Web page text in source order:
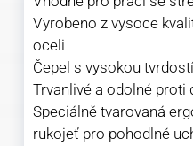
Vyrobeno z vysoce
oceli
Čepel s vysokou
Trvanlivé a odolné proti
Speciálně tvarovaná
rukojeť pro pohodlné